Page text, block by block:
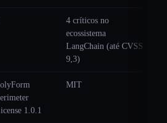
4 críticos no
ecossistema
LangChain (até CVSS
9,3)
1.0.1
MIT